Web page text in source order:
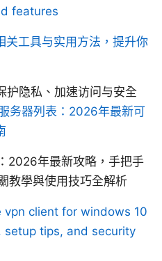
features
关工具与实用方法，提升你
隐私、加速访问与安全
务器列表：2026年最新可
2026年最新攻略，手把手
教學與使用技巧全解析
client for windows 10
setup tips, and security